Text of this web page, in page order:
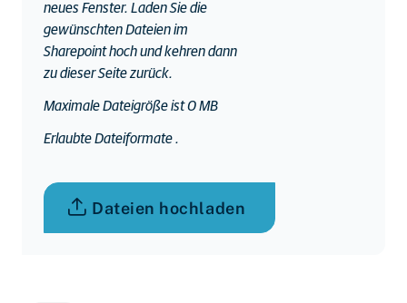
neues Fenster. Laden Sie die
gewünschten Dateien im
Sharepoint hoch und kehren dann
zu dieser Seite zurück.
Maximale Dateigröße ist 0 MB
Erlaubte Dateiformate .
Dateien hochladen